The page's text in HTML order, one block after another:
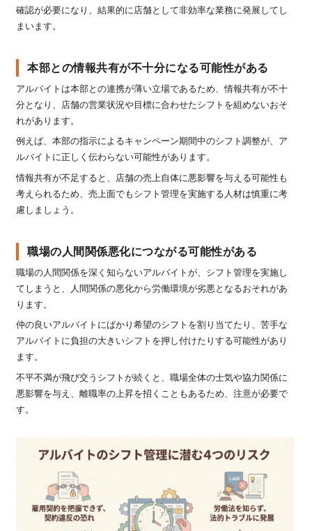
確認が必要になり、結果的に店舗として非効率な業務に発展してし
まいます。
本部との情報共有が不十分になる可能性がある
アルバイトは本部との連携が薄い立場であるため、情報共有が不十
分となり、店舗の営業状況や目標に合わせたシフトを組めないおそ
れがあります。
例えば、本部の指示によるキャンペーン期間中のシフト調整が、ア
ルバイトに正しく伝わらない可能性があります。
情報共有が不足すると、店舗の売上自体に悪影響を与える可能性も
考えられるため、売上面でもシフト管理を実施する人材は慎重に考
慮しましょう。
職場の人間関係悪化につながる可能性がある
職場の人間関係を深く知らないアルバイトが、シフト管理を実施し
てしまうと、人間関係の悪化から労働環境が劣悪となるおそれがあ
ります。
仲の良いアルバイトにばかり希望のシフトを割り当てたり、苦手な
アルバイトに負担の大きいシフトを押し付けたりする可能性があり
ます。
不平不満が飛び交うシフトが続くと、職場全体の士気や協力関係に
悪影響を与え、離職率の上昇を招くこともあるため、注意が必要で
す。